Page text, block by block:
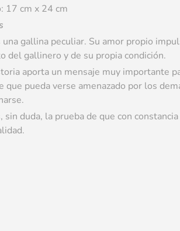
17 cm x 24 cm
una gallina peculiar. Su amor propio
del gallinero y de su propia condición.
aporta un mensaje muy importante
que pueda verse amenazado por los
sin duda, la prueba de que con